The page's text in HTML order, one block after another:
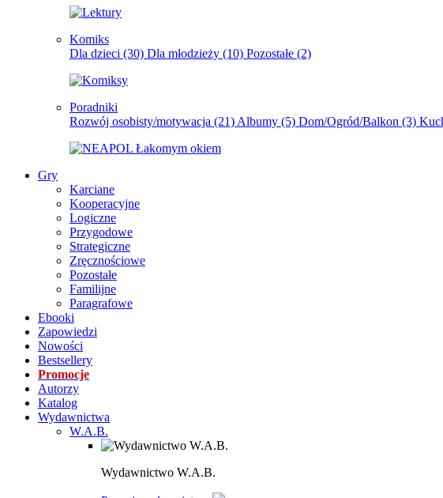
Komiks
Dla dzieci (30) Dla młodzieży (10) Pozostałe (2)
Poradniki
Rozwój osobisty/motywacja (21) Albumy (5) Dom/Ogród/Balkon (3)
Gry
Karciane
Kooperacyjne
Logiczne
Przygodowe
Strategiczne
Zręcznościowe
Pozostałe
Familijne
Paragrafowe
Ebooki
Zapowiedzi
Nowości
Bestsellery
Promocje
Autorzy
Katalog
Wydawnictwa
W.A.B.
Wydawnictwo W.A.B.